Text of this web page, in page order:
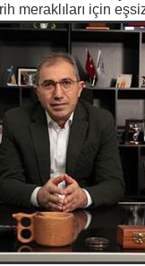
meraklıları için